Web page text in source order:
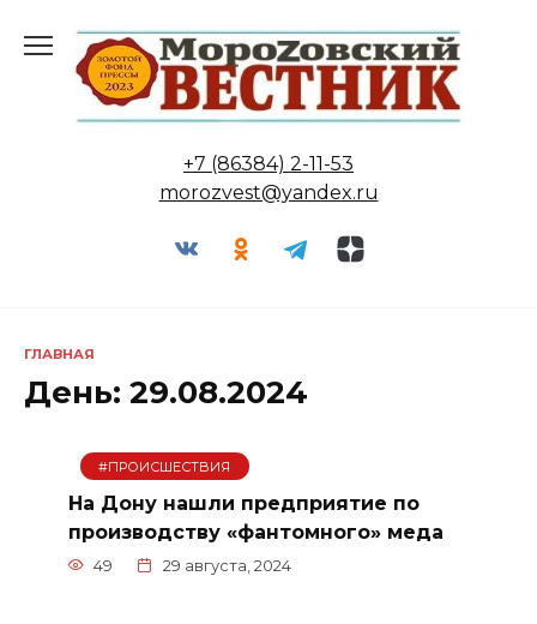
содержанию
+7 (86384) 2-11-53
morozvest@yandex.ru
ГЛАВНАЯ
День: 29.08.2024
#ПРОИСШЕСТВИЯ
На Дону нашли предприятие по
производству «фантомного» меда
49 29 августа, 2024